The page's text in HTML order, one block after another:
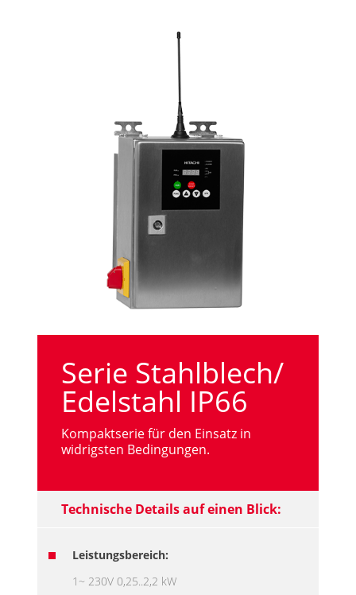
Serie Stahlblech/
Edelstahl IP66
Kompaktserie für den Einsatz in
widrigsten Bedingungen.
Technische Details auf einen Blick:
Leistungsbereich:
1~ 230V 0,25..2,2 kW